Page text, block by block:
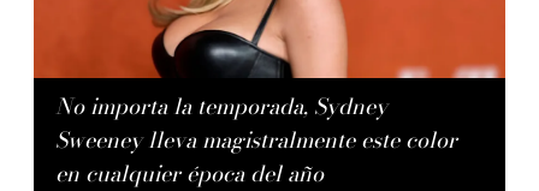
No importa la temporada, Sydney
Sweeney lleva magistralmente este color
en cualquier época del año